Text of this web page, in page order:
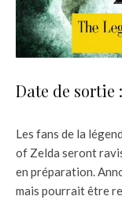
Date de sortie
Les fans de la
of Zelda seront
en préparation.
mais pourrait être